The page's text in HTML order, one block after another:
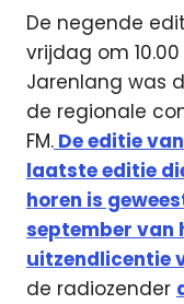
De negende
vrijdag om
Jarenlang was
de regionale
FM. De editie
laatste editie
horen is
september van
uitzendlicentie
de radiozender